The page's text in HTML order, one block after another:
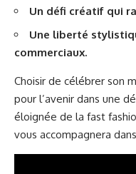
Un défi créatif qui
Une liberté
commerciaux.
Choisir de célébrer son
pour l’avenir dans une
éloignée de la fast
vous accompagnera